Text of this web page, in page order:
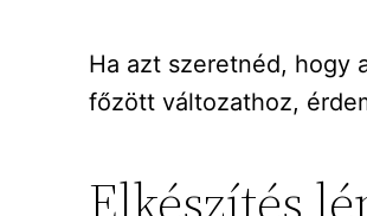
Ha azt szeretnéd, hogy
főzött változathoz,